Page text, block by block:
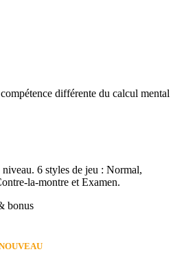
différente du calcul mental
niveau. 6 styles de jeu : Normal,
la-montre et Examen.
bonus